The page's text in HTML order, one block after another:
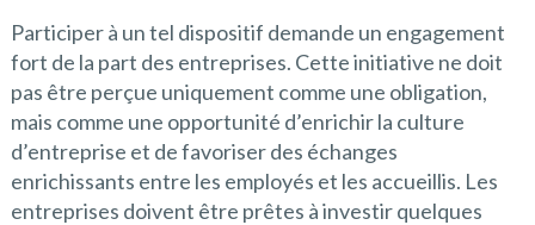
Participer à un tel dispositif demande un engagement
fort de la part des entreprises. Cette initiative ne doit
pas être perçue uniquement comme une obligation,
mais comme une opportunité d’enrichir la culture
d’entreprise et de favoriser des échanges
enrichissants entre les employés et les accueillis. Les
entreprises doivent être prêtes à investir quelques